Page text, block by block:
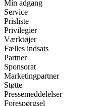
Min adgang
Service
Prisliste
Privilegier
Værktøjer
Fælles indsats
Partner
Sponsorat
Marketingpartner
Støtte
Pressemeddelelser
Forespørgsel